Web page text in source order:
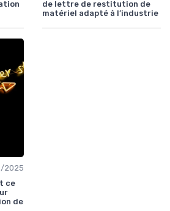
de lettre de restitution de
matériel adapté à l’industrie
2025
ce
de